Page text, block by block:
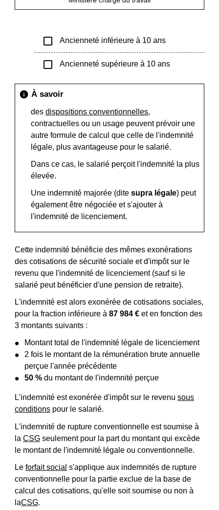
check_box_outline_blank Ancienneté inférieure à 10 ans
check_box_outline_blank Ancienneté supérieure à 10 ans
info À savoir
des dispositions conventionnelles,
contractuelles ou un usage peuvent prévoir une
autre formule de calcul que celle de l'indemnité
légale, plus avantageuse pour le salarié.
Dans ce cas, le salarié perçoit l'indemnité la plus
élevée.
Une indemnité majorée (dite supra légale) peut
également être négociée et s'ajouter à
l'indemnité de licenciement.
Cette indemnité bénéficie des mêmes exonérations
des cotisations de sécurité sociale et d'impôt sur le
revenu que l'indemnité de licenciement (sauf si le
salarié peut bénéficier d'une pension de retraite).
L'indemnité est alors exonérée de cotisations sociales,
pour la fraction inférieure à 87 984 € et en fonction des
3 montants suivants :
Montant total de l'indemnité légale de licenciement
2 fois le montant de la rémunération brute annuelle
perçue l'année précédente
50 % du montant de l'indemnité perçue
L'indemnité est exonérée d'impôt sur le revenu sous
conditions pour le salarié.
L'indemnité de rupture conventionnelle est soumise à
la CSG seulement pour la part du montant qui excède
le montant de l'indemnité légale ou conventionnelle.
Le forfait social s'applique aux indemnités de rupture
conventionnelle pour la partie exclue de la base de
calcul des cotisations, qu'elle soit soumise ou non à
laCSG.